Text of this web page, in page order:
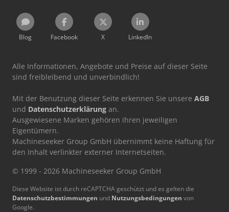
Blog Facebook X LinkedIn
Alle Informationen, Angebote und Preise auf dieser Seite
sind freibleibend und unverbindlich!
Mit der Benutzung dieser Seite erkennen Sie unsere AGB
und Datenschutzerklärung an.
Ausgewiesene Marken gehören ihren jeweiligen
Eigentümern.
Machineseeker Group GmbH übernimmt keine Haftung für
den Inhalt verlinkter externer Internetseiten.
© 1999 - 2026 Machineseeker Group GmbH
Diese Website ist durch reCAPTCHA geschützt und es gelten die
Datenschutzbestimmungen und Nutzungsbedingungen von
Google.